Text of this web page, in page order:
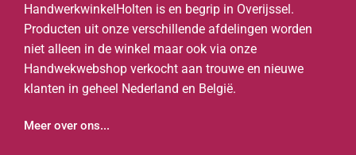
HandwerkwinkelHolten is en begrip in Overijssel.
Producten uit onze verschillende afdelingen worden
niet alleen in de winkel maar ook via onze
Handwekwebshop verkocht aan trouwe en nieuwe
klanten in geheel Nederland en België.
Meer over ons...